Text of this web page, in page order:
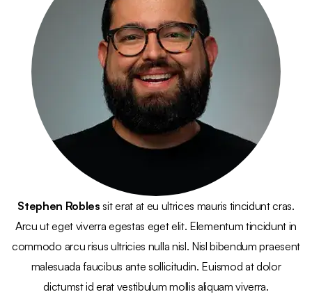
Stephen Robles sit erat at eu ultrices mauris tincidunt cras.
Arcu ut eget viverra egestas eget elit. Elementum tincidunt in
commodo arcu risus ultricies nulla nisl. Nisl bibendum praesent
malesuada faucibus ante sollicitudin. Euismod at dolor
dictumst id erat vestibulum mollis aliquam viverra.